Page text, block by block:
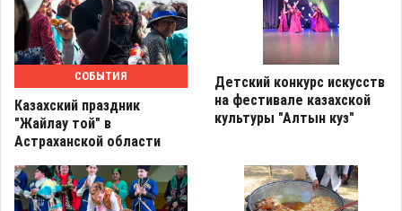
СОБЫТИЯ
Казахский праздник
"Жайлау той" в
Астраханской области
Детский конкурс искусств
на фестивале казахской
культуры "Алтын куз"